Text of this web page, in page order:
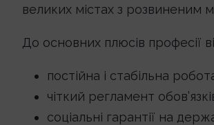
великих містах з розвиненим
До основних плюсів професії
постійна і стабільна
чіткий регламент
соціальні гарантії на